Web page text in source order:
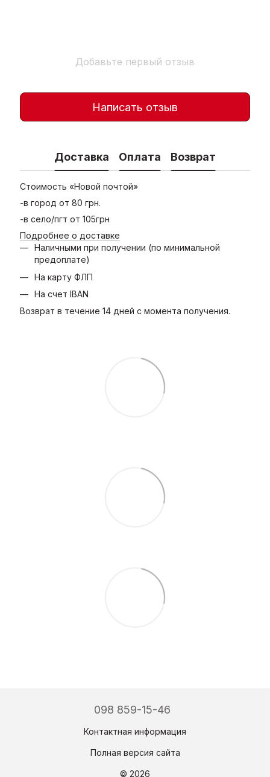
Добавьте первый отзыв
Написать отзыв
Доставка Оплата Возврат
Стоимость «Новой почтой»
-в город от 80 грн.
-в село/пгт от 105грн
Подробнее о доставке
Наличными при получении (по минимальной
предоплате)
На карту ФЛП
На счет IBAN
Возврат в течение 14 дней с момента получения.
098 859-15-46
Контактная информация
Полная версия сайта
© 2026